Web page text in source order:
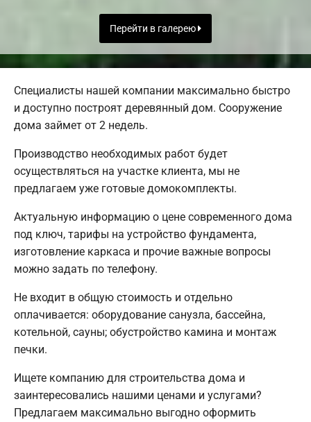
Перейти в галерею
Специалисты нашей компании максимально быстро
и доступно построят деревянный дом. Сооружение
дома займет от 2 недель.
Производство необходимых работ будет
осуществляться на участке клиента, мы не
предлагаем уже готовые домокомплекты.
Актуальную информацию о цене современного дома
под ключ, тарифы на устройство фундамента,
изготовление каркаса и прочие важные вопросы
можно задать по телефону.
Не входит в общую стоимость и отдельно
оплачивается: оборудование санузла, бассейна,
котельной, сауны; обустройство камина и монтаж
печки.
Ищете компанию для строительства дома и
заинтересовались нашими ценами и услугами?
Предлагаем максимально выгодно оформить